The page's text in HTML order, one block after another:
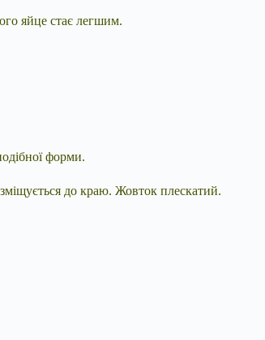
яйце стає легшим.
форми.
до краю. Жовток плескатий.